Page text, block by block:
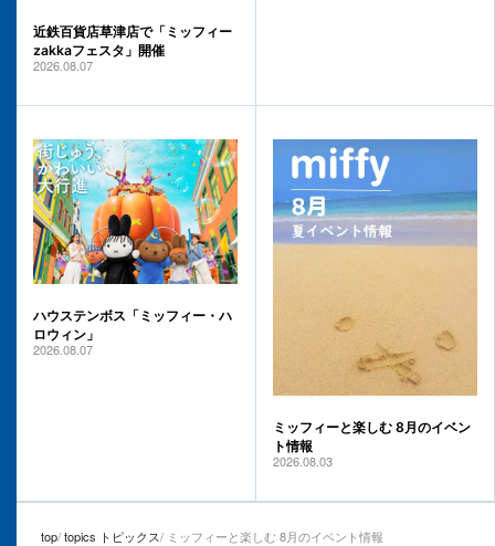
近鉄百貨店草津店で「ミッフィー
zakkaフェスタ」開催
2026.08.07
ハウステンボス「ミッフィー・ハ
ロウィン」
2026.08.07
ミッフィーと楽しむ 8月のイベン
ト情報
2026.08.03
top topics トピックス ミッフィーと楽しむ 8月のイベント情報